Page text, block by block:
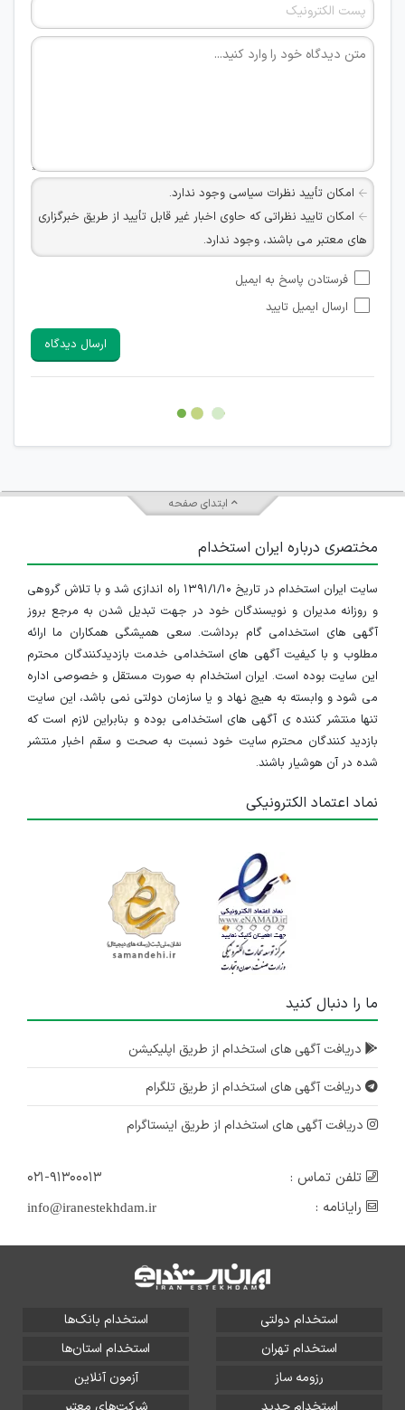
امکان تأیید نظرات سیاسی وجود ندارد.
امکان تایید نظراتی که حاوی اخبار غیر قابل تأیید از طریق خبرگزاری
های معتبر می باشند، وجود ندارد.
شبکه های مجازی ارتباطی می باشند وجود ندارد.
امکان تأیید نظرات کاربرانی که به هر طریقی قصد مأیوس کردن
هرگونه تحریک، تحقیر و کنایه به سایر افراد (مسئول و غیر مسئول)
غیر مجاز می باشد.
امکان هماهنگی برای هرگونه ملاقات حضوری چه به صورت دسته
فرستادن پاسخ به ایمیل
ارسال ایمیل تایید
ارسال دیدگاه
ابتدای صفحه
مختصری درباره ایران استخدام
سایت ایران استخدام در تاریخ ۱۳۹۱/۱/۱۰ راه اندازی شد و با تلاش گروهی
و روزانه مدیران و نویسندگان خود در جهت تبدیل شدن به مرجع بروز
آگهی های استخدامی گام برداشت. سعی همیشگی همکاران ما ارائه
مطلوب و با کیفیت آگهی های استخدامی خدمت بازدیدکنندگان محترم
این سایت بوده است. ایران استخدام به صورت مستقل و خصوصی اداره
می شود و وابسته به هیچ نهاد و یا سازمان دولتی نمی باشد، این سایت
تنها منتشر کننده ی آگهی های استخدامی بوده و بنابراین لازم است که
بازدید کنندگان محترم سایت خود نسبت به صحت و سقم اخبار منتشر
شده در آن هوشیار باشند.
نماد اعتماد الکترونیکی
ما را دنبال کنید
دریافت آگهی های استخدام از طریق اپلیکیشن
دریافت آگهی های استخدام از طریق تلگرام
دریافت آگهی های استخدام از طریق اینستاگرام
تلفن تماس :
۰۲۱-۹۱۳۰۰۰۱۳
رایانامه :
info@iranestekhdam.ir
استخدام دولتی
استخدام بانک‌ها
استخدام تهران
استخدام استان‌ها
رزومه ساز
آزمون آنلاین